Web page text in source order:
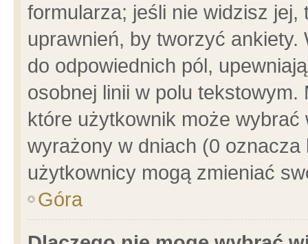
formularza; jeśli nie widzisz
uprawnień, by tworzyć ankiety.
do odpowiednich pól,
osobnej linii w polu
które użytkownik może
wyrażony w dniach (0
użytkownicy mogą zmieniać
Góra